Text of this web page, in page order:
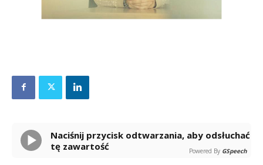
Naciśnij przycisk odtwarzania, aby odsłuchać
tę zawartość
Powered By GSpeech